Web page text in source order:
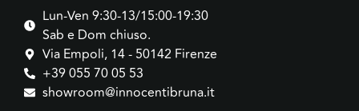
Lun-Ven 9:30-13/15:00-19:30
Sab e Dom chiuso.
Via Empoli, 14 - 50142 Firenze
+39 055 70 05 53
showroom@innocentibruna.it